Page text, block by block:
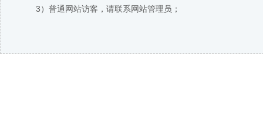
3）普通网站访客，请联系网站管理员；